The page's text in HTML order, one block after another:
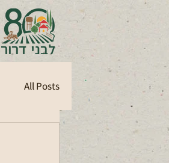
All Posts